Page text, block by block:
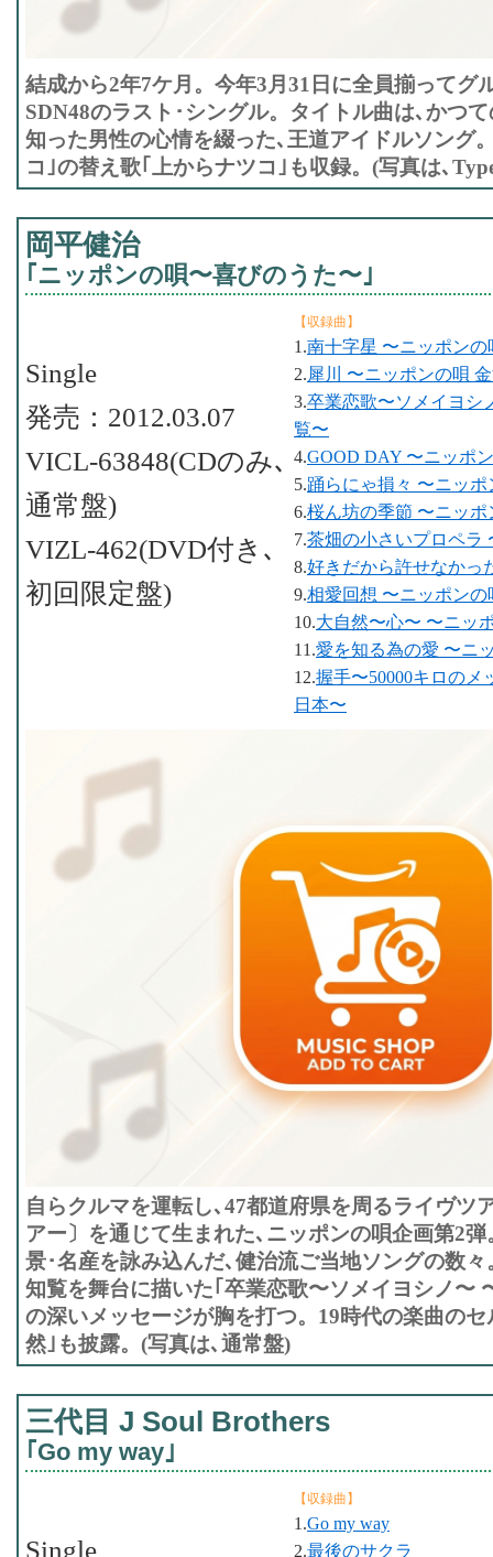
結成から2年7ケ月。今年3月31日に全員揃ってグ
SDN48のラスト･シングル。タイトル曲は､かつ
知った男性の心情を綴った､王道アイドルソング
コ｣の替え歌｢上からナツコ｣も収録。(写真は､
岡平健治
｢ニッポンの唄〜喜びのうた〜｣
【収録曲】
1.南十字星 〜ニッポンの
2.犀川 〜ニッポンの唄
3.卒業恋歌〜ソメイヨシ
覧〜
4.GOOD DAY 〜ニッポ
5.踊らにゃ損々 〜ニッ
6.桜ん坊の季節 〜ニッポ
7.茶畑の小さいプロペラ
8.好きだから許せなかっ
9.相愛回想 〜ニッポンの
10.大自然〜心〜 〜ニッ
11.愛を知る為の愛 〜ニ
12.握手〜50000キロのメ
日本〜
Single
発売：2012.03.07
VICL-63848(CDのみ､
通常盤)
VIZL-462(DVD付き､
初回限定盤)
自らクルマを運転し､47都道府県を周るライヴツ
アー〕を通じて生まれた､ニッポンの唄企画第2
景･名産を詠み込んだ､健治流ご当地ソングの数
知覧を舞台に描いた｢卒業恋歌〜ソメイヨシノ〜
の深いメッセージが胸を打つ。19時代の楽曲の
然｣も披露。(写真は､通常盤)
三代目 J Soul Brothers
｢Go my way｣
【収録曲】
1.Go my way
2.最後のサクラ
Single